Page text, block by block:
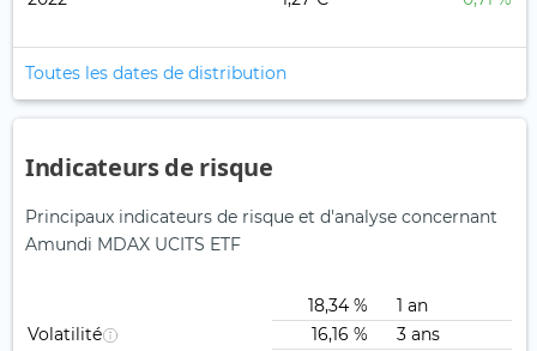
Toutes les dates de distribution
Indicateurs de risque
Principaux indicateurs de risque et d'analyse concernant
Amundi MDAX UCITS ETF
Volatilité
18,34 %
1 an
16,16 %
3 ans